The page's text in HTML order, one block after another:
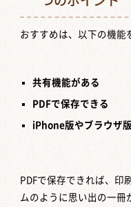
おすすめは、以下の機能
共有機能がある
PDFで保存できる
iPhone版やブラウザ
PDFで保存できれば、印
ムのように思い出の一冊